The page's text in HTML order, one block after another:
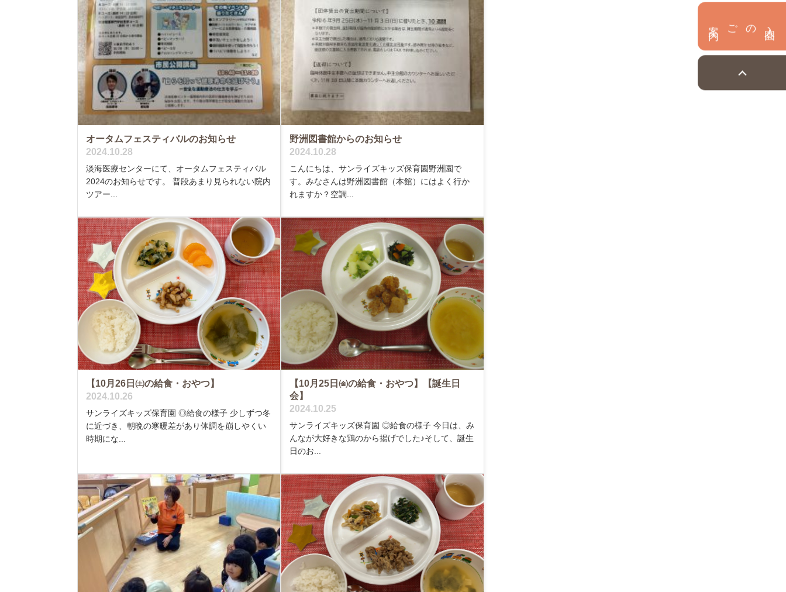
オータムフェスティバルのお知らせ
2024.10.28
淡海医療センターにて、オータムフェスティバル
2024のお知らせです。 普段あまり見られない院内
ツアー...
野洲図書館からのお知らせ
2024.10.28
こんにちは、サンライズキッズ保育園野洲園で
す。みなさんは野洲図書館（本館）にはよく行か
れますか？空調...
【10月26日㈯の給食・おやつ】
2024.10.26
サンライズキッズ保育園 ◎給食の様子 少しずつ冬
に近づき、朝晩の寒暖差があり体調を崩しやくい
時期にな...
【10月25日㈮の給食・おやつ】【誕生日
会】
2024.10.25
サンライズキッズ保育園 ◎給食の様子 今日は、み
んなが大好きな鶏のから揚げでした♪そして、誕生
日のお...